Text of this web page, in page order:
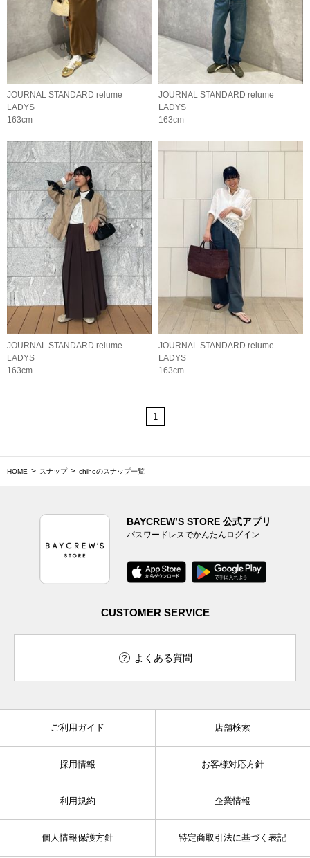
JOURNAL STANDARD relume
LADYS
163cm
JOURNAL STANDARD relume
LADYS
163cm
JOURNAL STANDARD relume
LADYS
163cm
JOURNAL STANDARD relume
LADYS
163cm
1
HOME スナップ chihoのスナップ一覧
BAYCREW’S STORE 公式アプリ
パスワードレスでかんたんログイン
CUSTOMER SERVICE
よくある質問
ご利用ガイド 店舗検索
採用情報 お客様対応方針
利用規約 企業情報
個人情報保護方針 特定商取引法に基づく表記